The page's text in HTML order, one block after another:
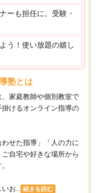
ーも担任に。受験・
う！使い放題の嬉し
塾とは
、家庭教師や個別教室で
けるオンライン指導の
せた指導」「人の力に
自宅や好きな場所から
お... 続きを読む